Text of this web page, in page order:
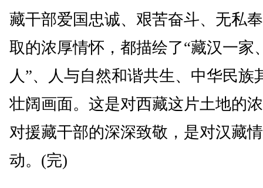
藏干部爱国忠诚、艰苦奋斗、无私
取的浓厚情怀，都描绘了“藏汉一家
人”、人与自然和谐共生、中华民族
壮阔画面。这是对西藏这片土地的
对援藏干部的深深致敬，是对汉藏
动。(完)